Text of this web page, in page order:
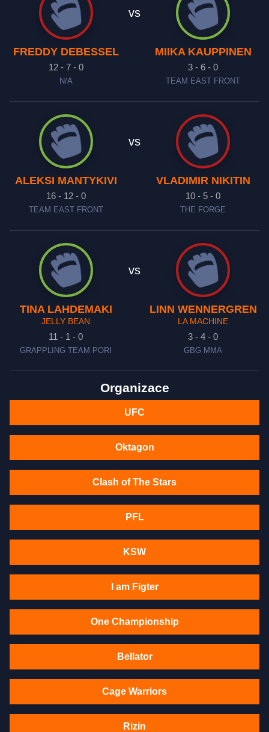
FREDDY DEBESSEL
12 - 7 - 0
N/A
vs
MIIKA KAUPPINEN
3 - 6 - 0
TEAM EAST FRONT
ALEKSI MANTYKIVI
16 - 12 - 0
TEAM EAST FRONT
vs
VLADIMIR NIKITIN
10 - 5 - 0
THE FORGE
TINA LAHDEMAKI
JELLY BEAN
11 - 1 - 0
GRAPPLING TEAM PORI
vs
LINN WENNERGREN
LA MACHINE
3 - 4 - 0
GBG MMA
Organizace
UFC
Oktagon
Clash of The Stars
PFL
KSW
I am Figter
One Championship
Bellator
Cage Warriors
Rizin